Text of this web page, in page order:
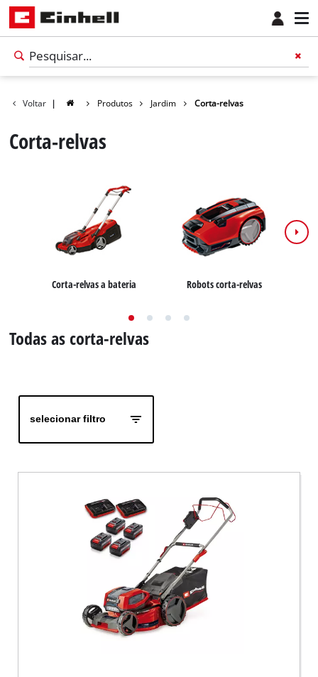
Português
Voltar | Produtos Jardim Corta-relvas
Corta-relvas
Corta-relvas a bateria Robots corta-relvas
Todas as corta-relvas
selecionar filtro